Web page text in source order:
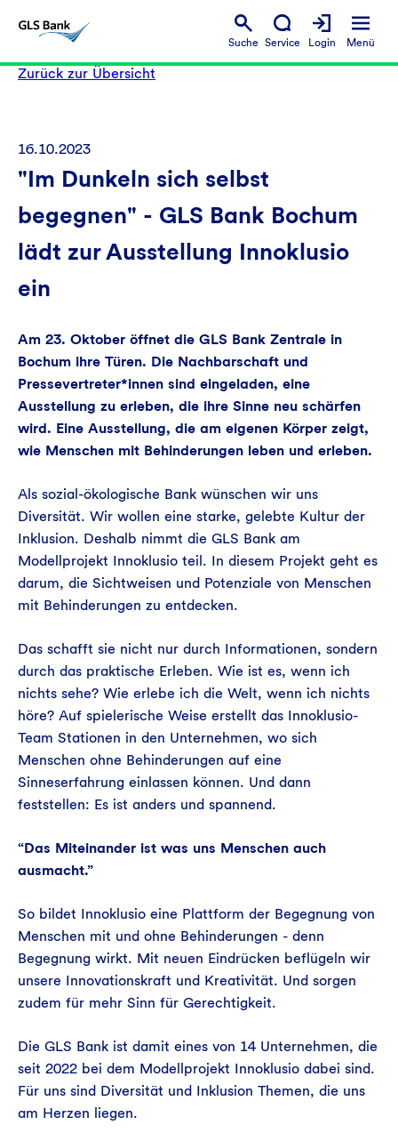
Suche Service Login Menü
Zurück zur Übersicht
16.10.2023
"Im Dunkeln sich selbst
begegnen" - GLS Bank Bochum
lädt zur Ausstellung Innoklusio
ein
Am 23. Oktober öffnet die GLS Bank Zentrale in
Bochum ihre Türen. Die Nachbarschaft und
Pressevertreter*innen sind eingeladen, eine
Ausstellung zu erleben, die ihre Sinne neu schärfen
wird. Eine Ausstellung, die am eigenen Körper zeigt,
wie Menschen mit Behinderungen leben und erleben.
Als sozial-ökologische Bank wünschen wir uns
Diversität. Wir wollen eine starke, gelebte Kultur der
Inklusion. Deshalb nimmt die GLS Bank am
Modellprojekt Innoklusio teil. In diesem Projekt geht es
darum, die Sichtweisen und Potenziale von Menschen
mit Behinderungen zu entdecken.
Das schafft sie nicht nur durch Informationen, sondern
durch das praktische Erleben. Wie ist es, wenn ich
nichts sehe? Wie erlebe ich die Welt, wenn ich nichts
höre? Auf spielerische Weise erstellt das Innoklusio-
Team Stationen in den Unternehmen, wo sich
Menschen ohne Behinderungen auf eine
Sinneserfahrung einlassen können. Und dann
feststellen: Es ist anders und spannend.
“Das Miteinander ist was uns Menschen auch
ausmacht.”
So bildet Innoklusio eine Plattform der Begegnung von
Menschen mit und ohne Behinderungen - denn
Begegnung wirkt. Mit neuen Eindrücken beflügeln wir
unsere Innovationskraft und Kreativität. Und sorgen
zudem für mehr Sinn für Gerechtigkeit.
Die GLS Bank ist damit eines von 14 Unternehmen, die
seit 2022 bei dem Modellprojekt Innoklusio dabei sind.
Für uns sind Diversität und Inklusion Themen, die uns
am Herzen liegen.